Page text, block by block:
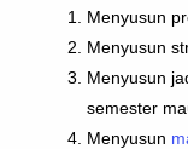
Menyusun
Menyusun
Menyusun
semester
Menyusun